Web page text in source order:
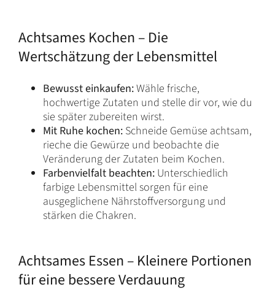
Achtsames Kochen – Die
Wertschätzung der Lebensmittel
Bewusst einkaufen:Wähle frische,
hochwertige Zutaten und stelle dir vor, wie du
sie später zubereiten wirst.
Mit Ruhe kochen:Schneide Gemüse achtsam,
rieche die Gewürze und beobachte die
Veränderung der Zutaten beim Kochen.
Farbenvielfalt beachten:Unterschiedlich
farbige Lebensmittel sorgen für eine
ausgeglichene Nährstoffversorgung und
stärken die Chakren.
Achtsames Essen – Kleinere Portionen
für eine bessere Verdauung